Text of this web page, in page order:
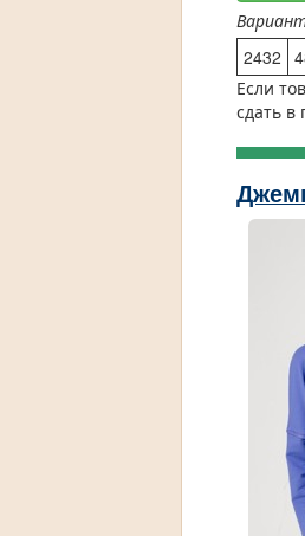
2432
Если
сдать